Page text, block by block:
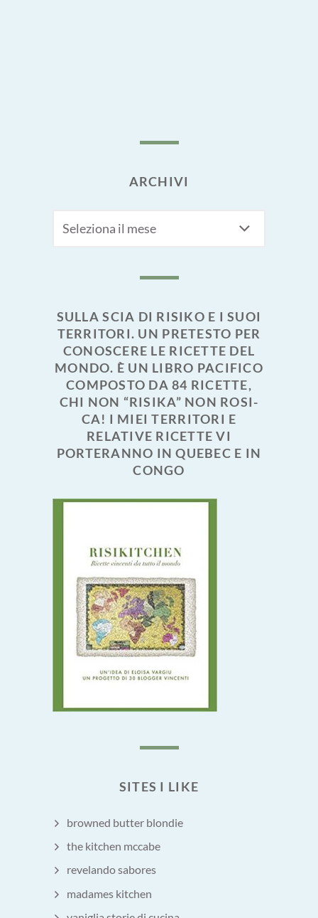
ARCHIVI
SULLA SCIA DI RISIKO E I SUOI
TERRITORI. UN PRETESTO PER
CONOSCERE LE RICETTE DEL
MONDO. È UN LIBRO PACIFICO
COMPOSTO DA 84 RICETTE,
CHI NON “RISIKA” NON ROSI-
CA! I MIEI TERRITORI E
RELATIVE RICETTE VI
PORTERANNO IN QUEBEC E IN
CONGO
SITES I LIKE
browned butter blondie
the kitchen mccabe
revelando sabores
madames kitchen